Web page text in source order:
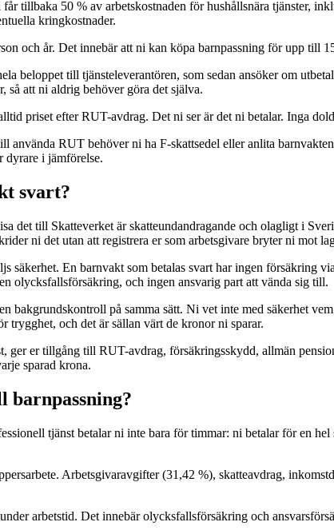
tillbaka 50 % av arbetskostnaden för hushållsnära tjänster,
kringkostnader.
och år. Det innebär att ni kan köpa barnpassning för upp
beloppet till tjänsteleverantören, som sedan ansöker om
så att ni aldrig behöver göra det själva.
priset efter RUT-avdrag. Det ni ser är det ni betalar. Inga
använda RUT behöver ni ha F-skattsedel eller anlita
i jämförelse.
svart?
det till Skatteverket är skatteundandragande och olagligt i
ni det utan att registrera er som arbetsgivare bryter ni mot
säkerhet. En barnvakt som betalas svart har ingen försäkring
olycksfallsförsäkring, och ingen ansvarig part att vända sig till.
bakgrundskontroll på samma sätt. Ni vet inte med säkerhet
trygghet, och det är sällan värt de kronor ni sparar.
ger er tillgång till RUT-avdrag, försäkringsskydd, allmän
sparad krona.
barnpassning?
tjänst betalar ni inte bara för timmar: ni betalar för en
Arbetsgivaravgifter (31,42 %), skatteavdrag,
arbetstid. Det innebär olycksfallsförsäkring och